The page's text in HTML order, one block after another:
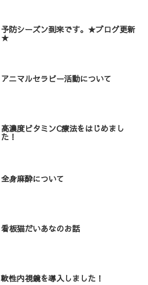
予防シーズン到来です。★ブログ更新
★
アニマルセラピー活動について
高濃度ビタミンC療法をはじめまし
た！
全身麻酔について
看板猫だいあなのお話
軟性内視鏡を導入しました！